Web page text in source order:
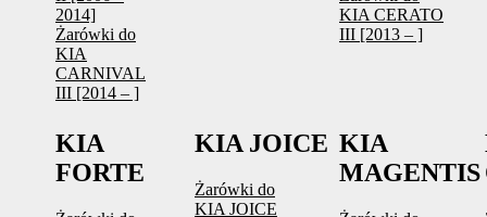
2014]
Żarówki do
KIA
CARNIVAL
III [2014 – ]
KIA CERATO
III [2013 – ]
KIA
FORTE
KIA JOICE
Żarówki do
KIA JOICE
KIA
MAGENTIS